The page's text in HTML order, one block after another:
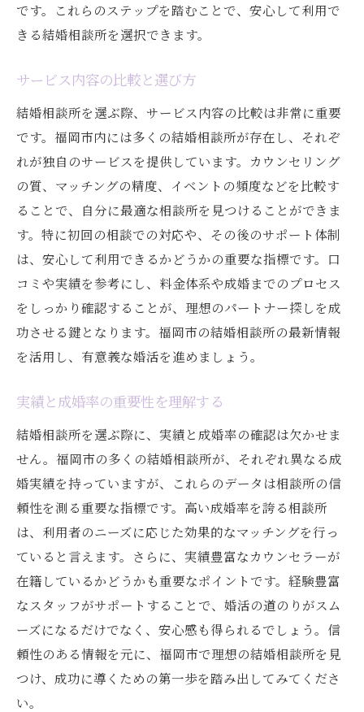
初めての結婚相談所の選び方
理想のパートナー像を明確にする方法
相談所利用開始前の準備事項
個別サポートを受けることの利点
プロのカウンセラーと共に進める婚活
福岡市での結婚相談所選び口コミと評判の活用
方法
口コミサイトの活用法と注意点
リアルな利用者の声を参考にする
口コミを基にした結婚相談所の比較
評判の良い相談所の特徴
結婚相談所の信頼性実績と専門知識で選ぶ福岡
市のポイント
実績を基にした信頼性の判断基準
専門知識を持つスタッフの重要性
福岡市での信頼できる相談所の特徴
専門性を活かした婚活サポートの実例
信頼性を高める実績の積み方
福岡市の結婚相談所オンライン面談とサポート
体制の重要性
オンライン面談のメリットとデメリット
です。これらのステップを踏むことで、安心して利用で
きる結婚相談所を選択できます。
サービス内容の比較と選び方
結婚相談所を選ぶ際、サービス内容の比較は非常に重要
です。福岡市内には多くの結婚相談所が存在し、それぞ
れが独自のサービスを提供しています。カウンセリング
の質、マッチングの精度、イベントの頻度などを比較す
ることで、自分に最適な相談所を見つけることができま
す。特に初回の相談での対応や、その後のサポート体制
は、安心して利用できるかどうかの重要な指標です。口
コミや実績を参考にし、料金体系や成婚までのプロセス
をしっかり確認することが、理想のパートナー探しを成
功させる鍵となります。福岡市の結婚相談所の最新情報
を活用し、有意義な婚活を進めましょう。
実績と成婚率の重要性を理解する
結婚相談所を選ぶ際に、実績と成婚率の確認は欠かせま
せん。福岡市の多くの結婚相談所が、それぞれ異なる成
婚実績を持っていますが、これらのデータは相談所の信
頼性を測る重要な指標です。高い成婚率を誇る相談所
は、利用者のニーズに応じた効果的なマッチングを行っ
ていると言えます。さらに、実績豊富なカウンセラーが
在籍しているかどうかも重要なポイントです。経験豊富
なスタッフがサポートすることで、婚活の道のりがスム
ーズになるだけでなく、安心感も得られるでしょう。信
頼性のある情報を元に、福岡市で理想の結婚相談所を見
つけ、成功に導くための第一歩を踏み出してみてくださ
い。